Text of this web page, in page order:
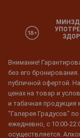
Внимание!
без его
публичной офертой.
ценах на товар и
и табачная
"Галерея Градусов"
ежедневно, с 10:00-
осуществляется.